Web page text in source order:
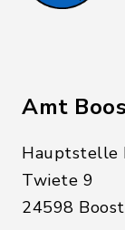
Amt
Hauptstelle
Twiete 9
24598